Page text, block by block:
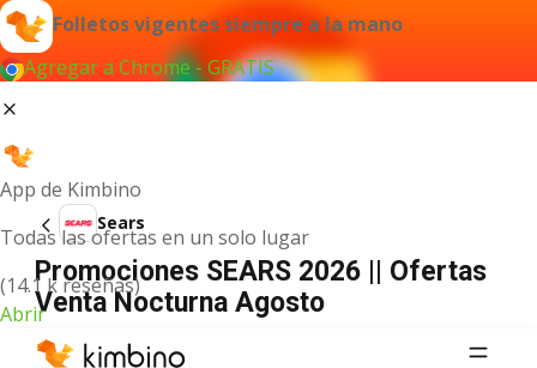
Folletos vigentes siempre a la mano
Agregar a Chrome - GRATIS
App de Kimbino
Todas las ofertas en un solo lugar
(14.1 k reseñas)
Abrir
Sears
Promociones SEARS 2026 || Ofertas
Venta Nocturna Agosto